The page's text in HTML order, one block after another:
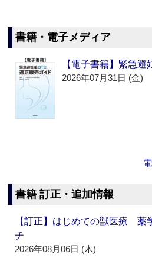
書籍・電子メディア
【電子書籍】緊急
2026年07月31日 (金)
書籍 訂正・追加情報
【訂正】はじめての獣医療 薬
チ
2026年08月06日 (木)